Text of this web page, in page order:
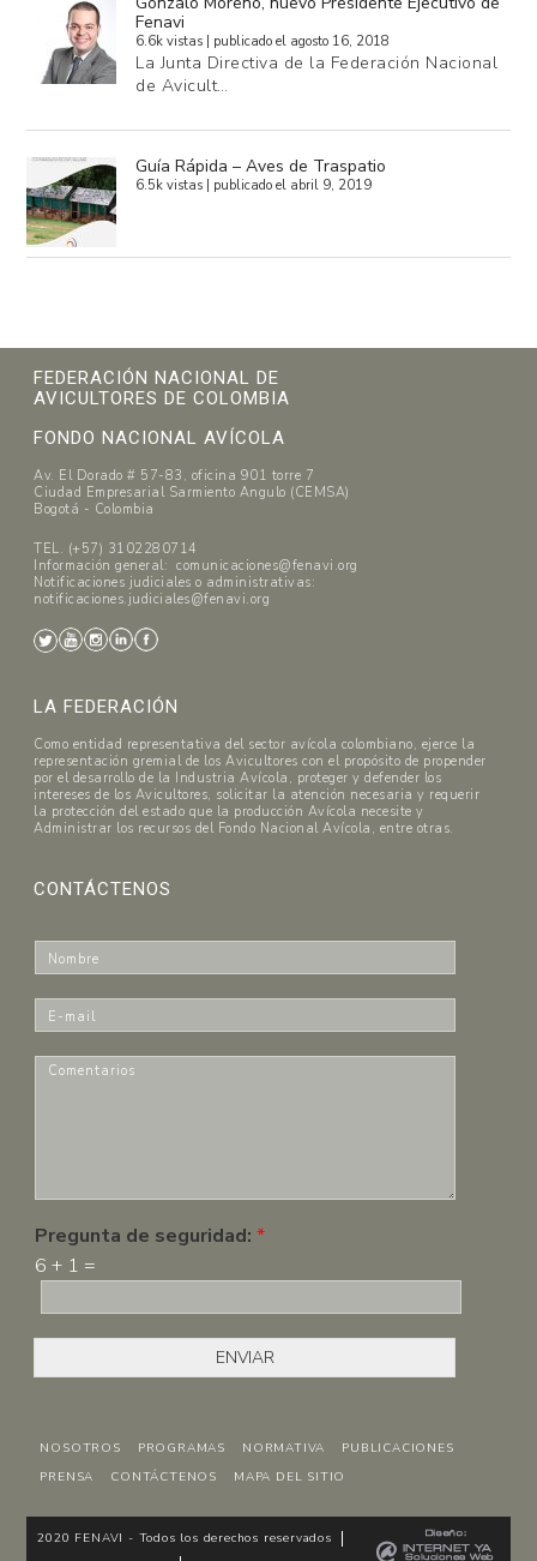
Fenavi
6.6k vistas | publicado el agosto 16, 2018
La Junta Directiva de la Federación Nacional
de Avicult…
Guía Rápida – Aves de Traspatio
6.5k vistas | publicado el abril 9, 2019
FEDERACIÓN NACIONAL DE
AVICULTORES DE COLOMBIA
FONDO NACIONAL AVÍCOLA
Av. El Dorado # 57-83, oficina 901 torre 7
Ciudad Empresarial Sarmiento Angulo (CEMSA)
Bogotá - Colombia
TEL. (+57) 3102280714
Información general: comunicaciones@fenavi.org
Notificaciones judiciales o administrativas:
notificaciones.judiciales@fenavi.org
LA FEDERACIÓN
Como entidad representativa del sector avícola colombiano, ejerce la
representación gremial de los Avicultores con el propósito de propender
por el desarrollo de la Industria Avícola, proteger y defender los
intereses de los Avicultores, solicitar la atención necesaria y requerir
la protección del estado que la producción Avícola necesite y
Administrar los recursos del Fondo Nacional Avícola, entre otras.
CONTÁCTENOS
N
o
m
E
-
m
C
r
i
o
s
Pregunta de seguridad:*
6 + 1 =
ENVIAR
NOSOTROS PROGRAMAS NORMATIVA
PUBLICACIONES
PRENSA
CONTÁCTENOS MAPA DEL SITIO
2020 FENAVI - Todos los derechos reservados